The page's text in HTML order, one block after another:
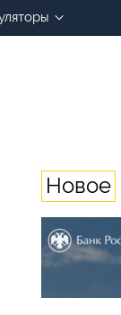
Новое